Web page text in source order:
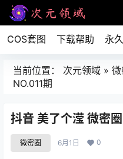
COS套图 下载帮助 永
当前位置： 次元领域 » 微
NO.011期
抖音 美了个滢 微密
微密圈 6月1日 0